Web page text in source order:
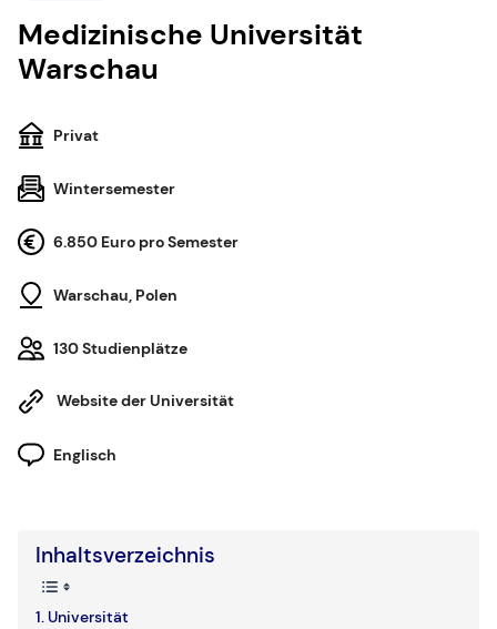
Medizinische Universität
Warschau
Privat
Wintersemester
6.850 Euro pro Semester
Warschau, Polen
130 Studienplätze
Website der Universität
Englisch
Inhaltsverzeichnis
Universität